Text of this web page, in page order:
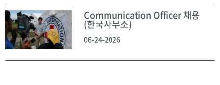
Communication Officer 채용
(한국사무소)
06-24-2026